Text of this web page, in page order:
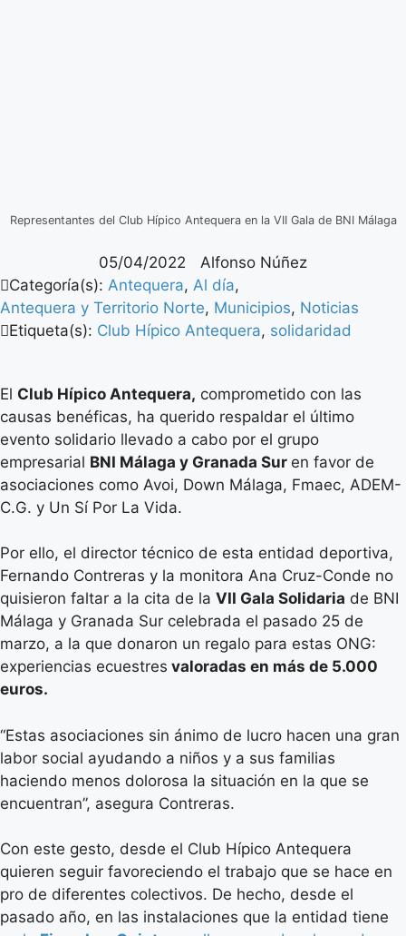
Representantes del Club Hípico Antequera en la VII Gala de BNI Málaga
05/04/2022
Alfonso Núñez
Categoría(s): Antequera, Al día,
Antequera y Territorio Norte, Municipios, Noticias
Etiqueta(s): Club Hípico Antequera, solidaridad
El Club Hípico Antequera, comprometido con las
causas benéficas, ha querido respaldar el último
evento solidario llevado a cabo por el grupo
empresarial BNI Málaga y Granada Sur en favor de
asociaciones como Avoi, Down Málaga, Fmaec, ADEM-
C.G. y Un Sí Por La Vida.
Por ello, el director técnico de esta entidad deportiva,
Fernando Contreras y la monitora Ana Cruz-Conde no
quisieron faltar a la cita de la VII Gala Solidaria de BNI
Málaga y Granada Sur celebrada el pasado 25 de
marzo, a la que donaron un regalo para estas ONG:
experiencias ecuestres valoradas en más de 5.000
euros.
“Estas asociaciones sin ánimo de lucro hacen una gran
labor social ayudando a niños y a sus familias
haciendo menos dolorosa la situación en la que se
encuentran”, asegura Contreras.
Con este gesto, desde el Club Hípico Antequera
quieren seguir favoreciendo el trabajo que se hace en
pro de diferentes colectivos. De hecho, desde el
pasado año, en las instalaciones que la entidad tiene